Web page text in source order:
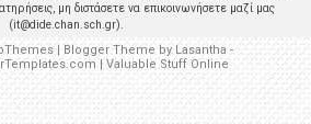
μη διστάσετε να επικοινωνήσετε μαζί μας
(it@dide.chan.sch.gr).
| Blogger Theme byLasantha-
| Valuable Stuff Online